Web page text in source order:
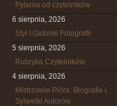
Pytania od czytelników
6 sierpnia, 2026
Styl i Gatunki Fotografii
5 sierpnia, 2026
Rubryka Czytelników
4 sierpnia, 2026
Mistrzowie Pióra: Biografie i
Sylwetki Autorów